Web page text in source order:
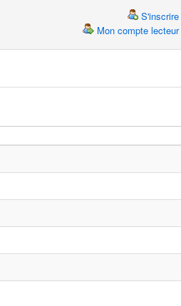
S'inscrire
Mon compte lecteur